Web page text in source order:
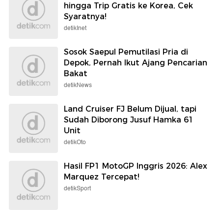
hingga Trip Gratis ke Korea, Cek
Syaratnya!
detikInet
Sosok Saepul Pemutilasi Pria di
Depok, Pernah Ikut Ajang Pencarian
Bakat
detikNews
Land Cruiser FJ Belum Dijual, tapi
Sudah Diborong Jusuf Hamka 61
Unit
detikOto
Hasil FP1 MotoGP Inggris 2026: Alex
Marquez Tercepat!
detikSport